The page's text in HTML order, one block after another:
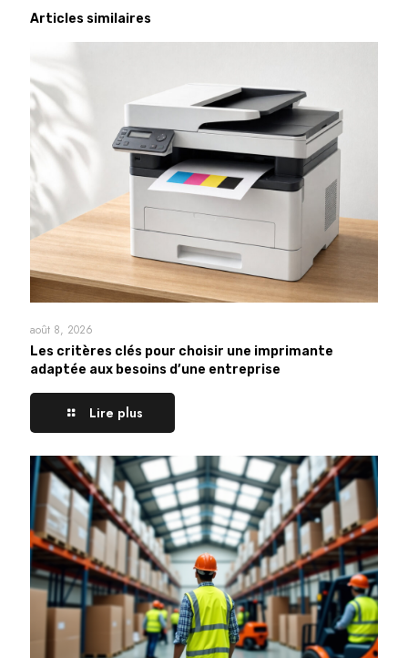
Articles similaires
août 8, 2026
Les critères clés pour choisir une imprimante
adaptée aux besoins d’une entreprise
Lire plus